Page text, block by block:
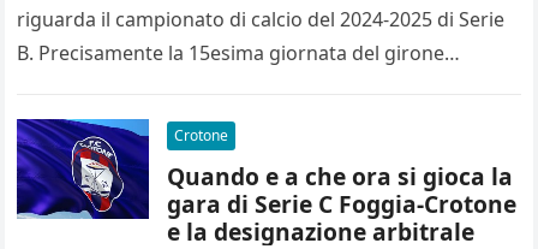
riguarda il campionato di calcio del 2024-2025 di Serie
B. Precisamente la 15esima giornata del girone…
Crotone
Quando e a che ora si gioca la
gara di Serie C Foggia-Crotone
e la designazione arbitrale